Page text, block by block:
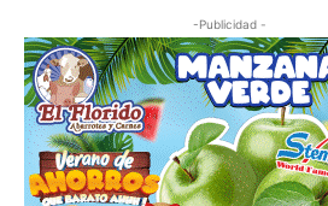
-Publicidad -